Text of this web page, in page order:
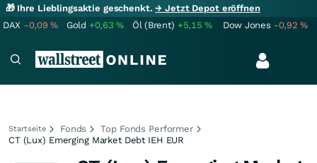
🎁 Ihre Lieblingsaktie geschenkt.→ Jetzt Depot eröffnen
DAX -0,09% Gold +0,63% Öl (Brent) +5,15% Dow Jones -0,92%
Startseite Fonds
Top Fonds Performer
CT (Lux) Emerging Market Debt IEH EUR